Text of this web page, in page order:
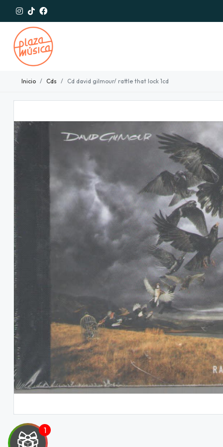
Inicio Cds Cd david gilmour/ rattle that lock 1cd